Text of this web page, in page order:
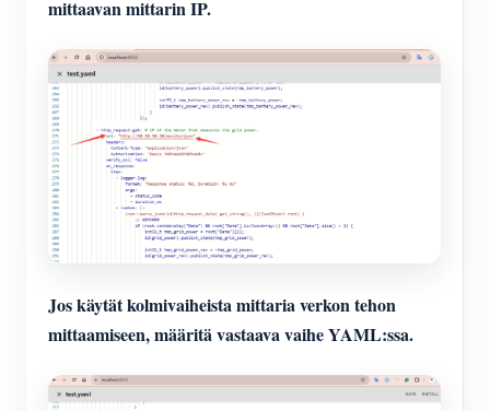
mittaavan mittarin IP.
Jos käytät kolmivaiheista mittaria verkon tehon
mittaamiseen, määritä vastaava vaihe YAML:ssa.